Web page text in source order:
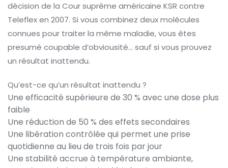
décision de la Cour suprême américaine KSR contre
Teleflex en 2007. Si vous combinez deux molécules
connues pour traiter la même maladie, vous êtes
presumé coupable d’obviousité… sauf si vous prouvez
un résultat inattendu.
Qu’est-ce qu’un résultat inattendu ?
Une efficacité supérieure de 30 % avec une dose plus
faible
Une réduction de 50 % des effets secondaires
Une libération contrôlée qui permet une prise
quotidienne au lieu de trois fois par jour
Une stabilité accrue à température ambiante,